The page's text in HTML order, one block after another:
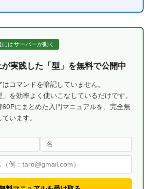
はサーバーが動く
実践した「型」を無料で公開中
コマンドを暗記していません。
」を効率よく使いこなしているだけです。
にまとめた入門マニュアルを、完全無
います。